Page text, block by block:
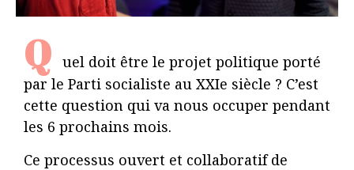
Q uel doit être le projet politique porté
par le Parti socialiste au XXIe siècle ? C’est
cette question qui va nous occuper pendant
les 6 prochains mois.
Ce processus ouvert et collaboratif de